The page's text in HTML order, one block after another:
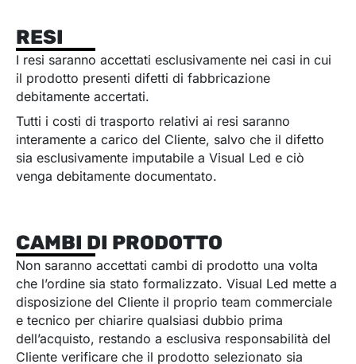
RESI
I resi saranno accettati esclusivamente nei casi in cui
il prodotto presenti difetti di fabbricazione
debitamente accertati.
Tutti i costi di trasporto relativi ai resi saranno
interamente a carico del Cliente, salvo che il difetto
sia esclusivamente imputabile a Visual Led e ciò
venga debitamente documentato.
CAMBI DI PRODOTTO
Non saranno accettati cambi di prodotto una volta
che l’ordine sia stato formalizzato. Visual Led mette a
disposizione del Cliente il proprio team commerciale
e tecnico per chiarire qualsiasi dubbio prima
dell’acquisto, restando a esclusiva responsabilità del
Cliente verificare che il prodotto selezionato sia